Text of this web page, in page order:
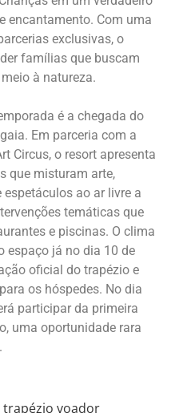
encantamento. Com uma
exclusivas, o
famílias que buscam
à natureza.
é a chegada do
Em parceria com a
Circus, o resort apresenta
que misturam arte,
ao ar livre a
temáticas que
e piscinas. O clima
espaço já no dia 10 de
oficial do trapézio e
os hóspedes. No dia
participar da primeira
uma oportunidade rara